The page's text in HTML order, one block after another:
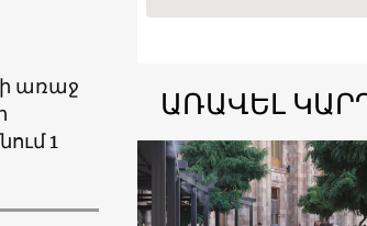
առաջ
1
ԱՌԱՎԵԼ